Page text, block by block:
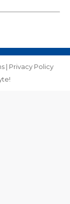
| Privacy Policy